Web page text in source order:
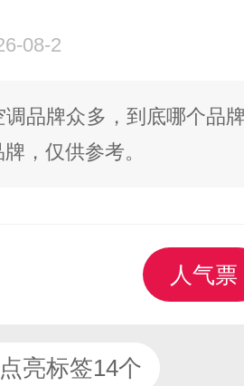
08-2
品牌众多，到底哪个品
，仅供参考。
人气票
亮标签14个